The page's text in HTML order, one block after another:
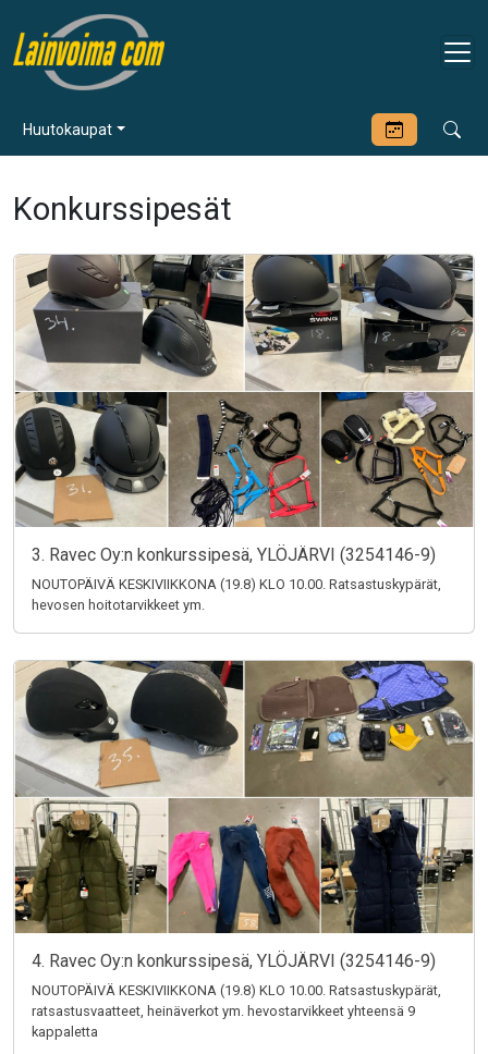
Huutokaupat
Konkurssipesät
3. Ravec Oy:n konkurssipesä, YLÖJÄRVI (3254146-9)
NOUTOPÄIVÄ KESKIVIIKKONA (19.8) KLO 10.00. Ratsastuskypärät,
hevosen hoitotarvikkeet ym.
4. Ravec Oy:n konkurssipesä, YLÖJÄRVI (3254146-9)
NOUTOPÄIVÄ KESKIVIIKKONA (19.8) KLO 10.00. Ratsastuskypärät,
ratsastusvaatteet, heinäverkot ym. hevostarvikkeet yhteensä 9
kappaletta